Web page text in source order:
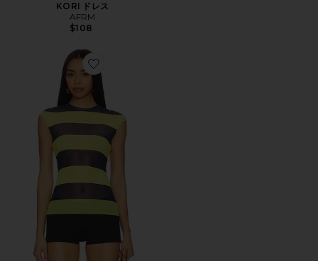
KORI ドレス
AFRM
$108
Favorite NINA トップ